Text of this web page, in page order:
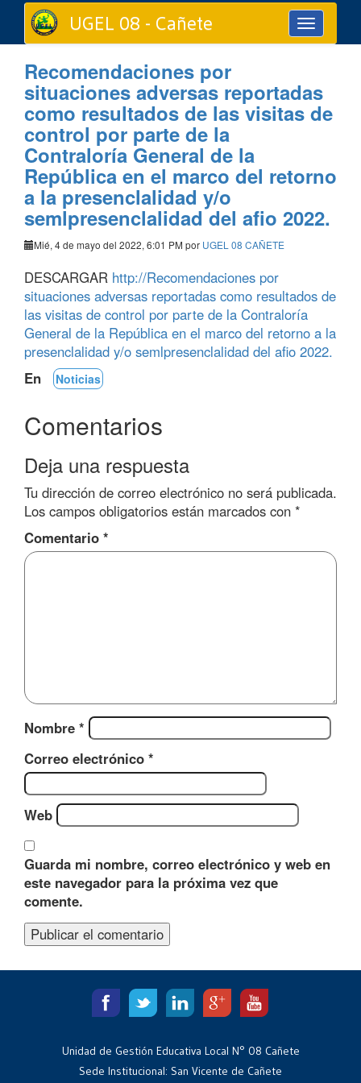
Toggle
navigation
UGEL 08 - Cañete
Recomendaciones por
situaciones adversas reportadas
como resultados de las visitas de
control por parte de la
Contraloría General de la
República en el marco del retorno
a la presenclalidad y/o
semlpresenclalidad del afio 2022.
Mié, 4 de mayo del 2022, 6:01 PM por UGEL 08 CAÑETE
DESCARGAR http://Recomendaciones por
situaciones adversas reportadas como resultados de
las visitas de control por parte de la Contraloría
General de la República en el marco del retorno a la
presenclalidad y/o semlpresenclalidad del afio 2022.
En
Noticias
Comentarios
Deja una respuesta
Tu dirección de correo electrónico no será publicada.
Los campos obligatorios están marcados con *
Comentario *
Nombre *
Correo electrónico *
Web
Guarda mi nombre, correo electrónico y web en
este navegador para la próxima vez que
comente.
Unidad de Gestión Educativa Local N° 08 Cañete
Sede Institucional: San Vicente de Cañete